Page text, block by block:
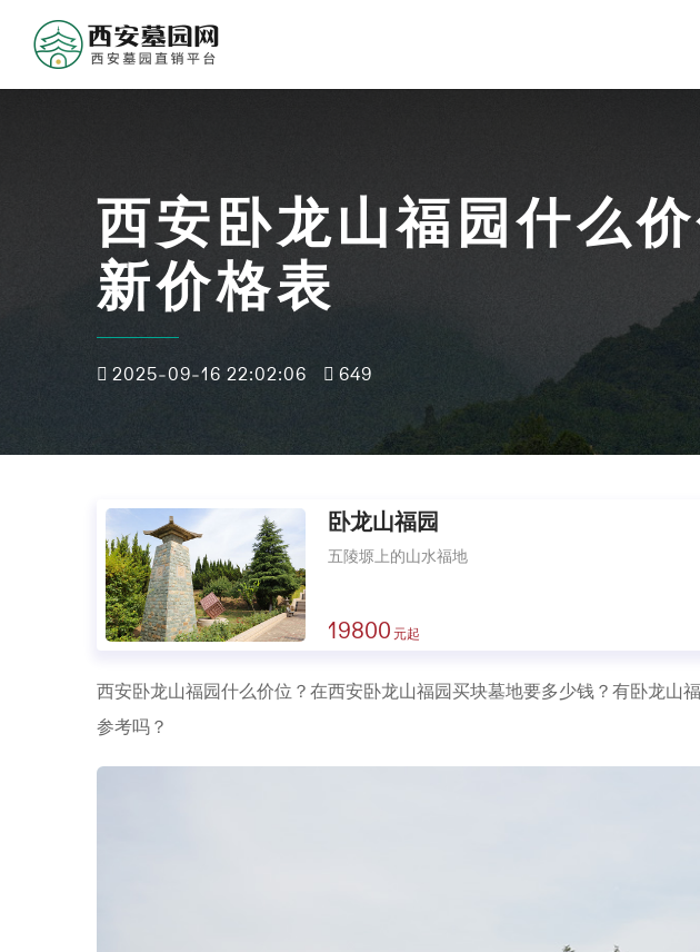
西安卧龙山福园什么
新价格表
2025-09-16 22:02:06 649
卧龙山福园
五陵塬上的山水福地
19800
西安卧龙山福园什么价位？在西安卧龙山福园买块墓地要多少钱？有卧龙山
参考吗？